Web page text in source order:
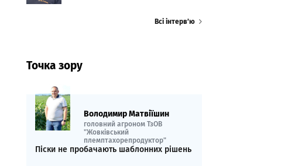
Всі інтерв’ю
Точка зору
Володимир Матвіїшин
головний агроном ТзОВ
"Жовківський
племптахорепродуктор"
Піски не пробачають шаблонних рішень